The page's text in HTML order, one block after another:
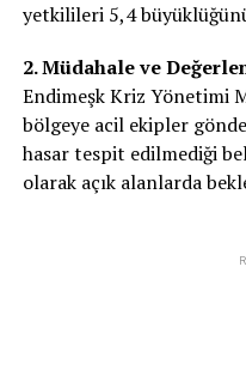
yetkilileri 5,4
2. Müdahale ve
Endimeşk Kriz Yönetimi
bölgeye acil ekipler
hasar tespit edilmediği
olarak açık alanlarda